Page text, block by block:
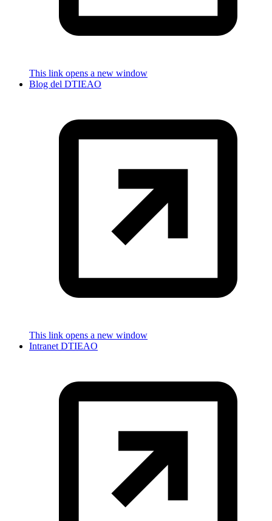
This link opens a new window
Blog del DTIEAO
This link opens a new window
Intranet DTIEAO